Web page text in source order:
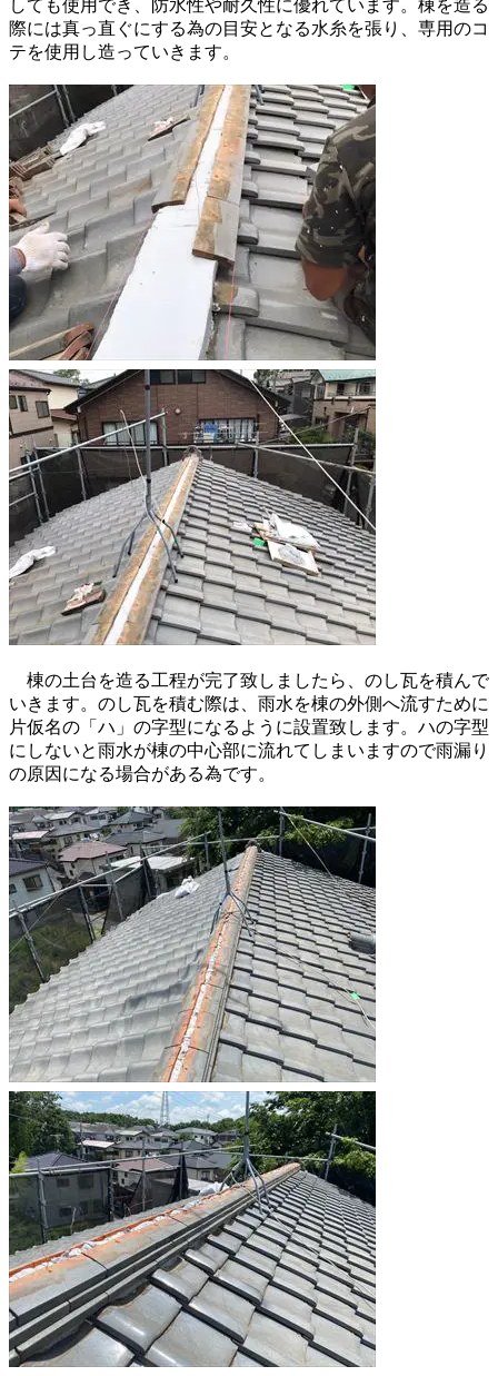
しても使用でき、防水性や耐久性に優れています。棟を造る
際には真っ直ぐにする為の目安となる水糸を張り、専用のコ
テを使用し造っていきます。
棟の土台を造る工程が完了致しましたら、のし瓦を積んで
いきます。のし瓦を積む際は、雨水を棟の外側へ流すために
片仮名の「ハ」の字型になるように設置致します。ハの字型
にしないと雨水が棟の中心部に流れてしまいますので雨漏り
の原因になる場合がある為です。